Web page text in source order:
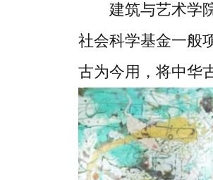
建筑与艺术学
社会科学基金一般
古为今用，将中华